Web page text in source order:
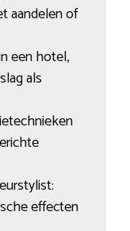
aandelen of
een hotel,
als
effecten